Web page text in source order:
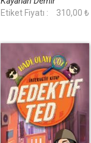
Etiket Fiyatı :
310,00 ₺